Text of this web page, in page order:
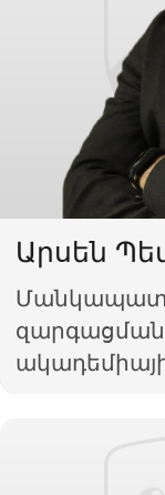
Արսեն
զարգացման